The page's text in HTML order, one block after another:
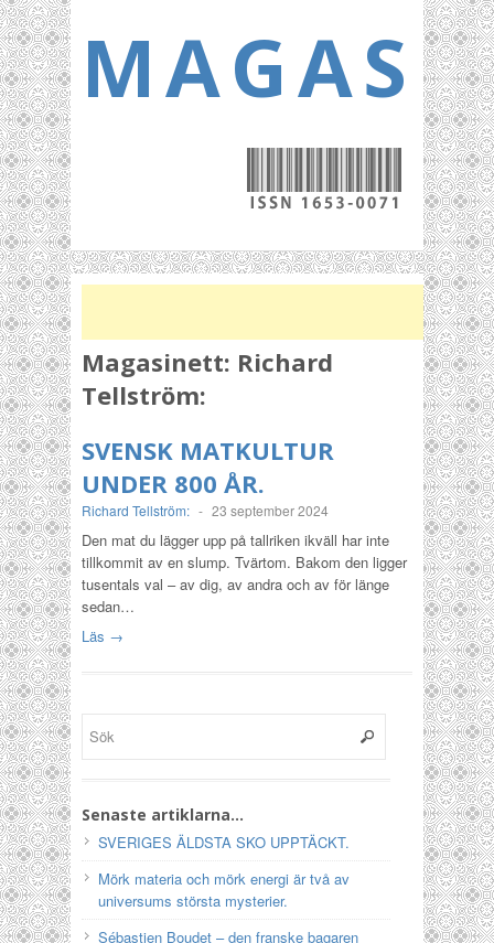
Magasinett: Richard
Tellström:
SVENSK MATKULTUR
UNDER 800 ÅR.
Richard Tellström: - 23 september 2024
Den mat du lägger upp på tallriken ikväll har inte
tillkommit av en slump. Tvärtom. Bakom den ligger
tusentals val – av dig, av andra och av för länge
sedan…
Läs →
Senaste artiklarna…
SVERIGES ÄLDSTA SKO UPPTÄCKT.
Mörk materia och mörk energi är två av
universums största mysterier.
Sébastien Boudet – den franske bagaren